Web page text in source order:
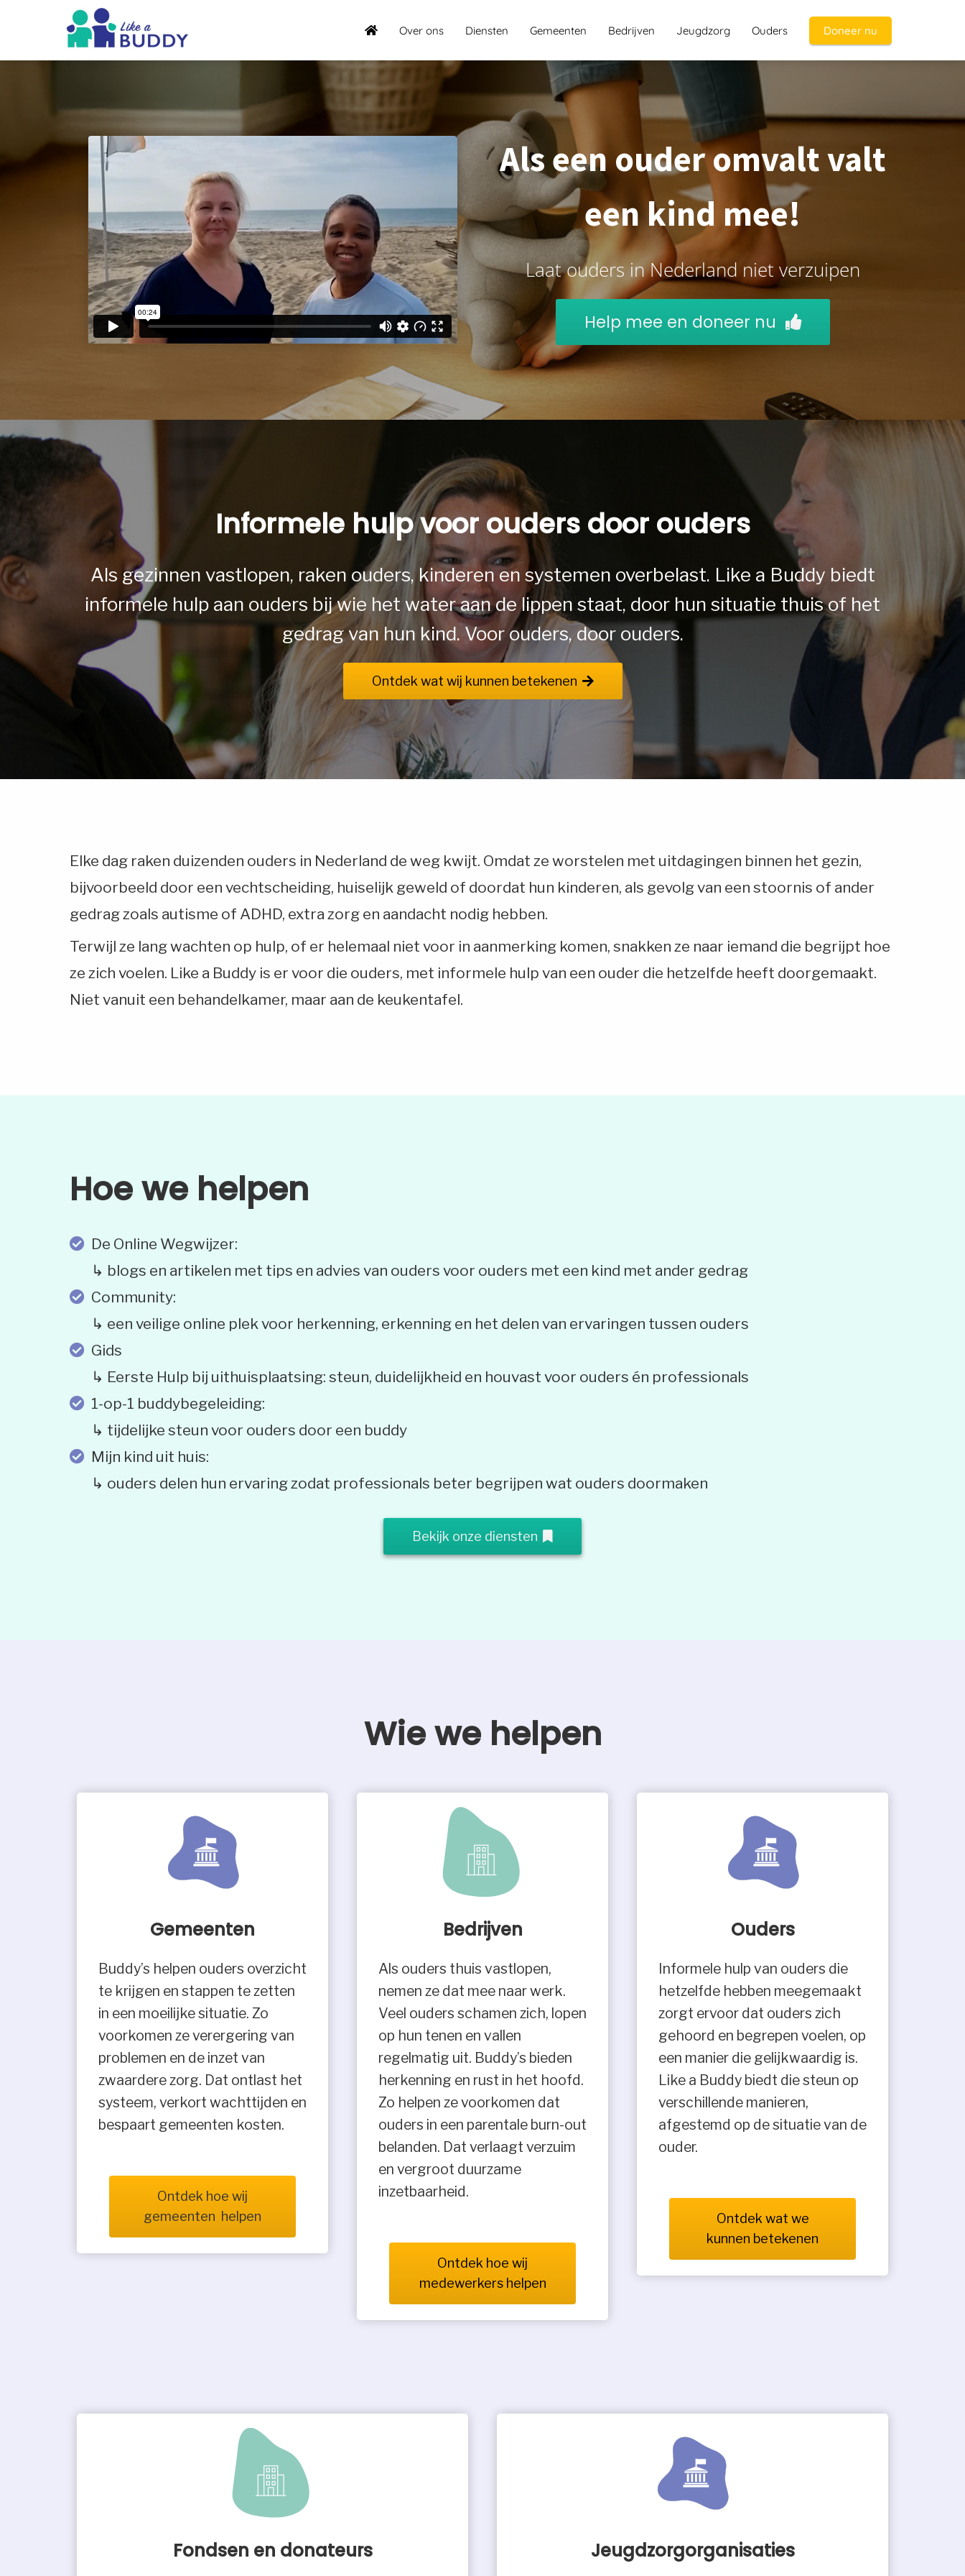
Over ons Diensten Gemeenten Bedrijven Jeugdzorg Ouders Doneer nu
Als een ouder omvalt valt
een kind mee!
Laat ouders in Nederland niet verzuipen
Help mee en doneer nu
Informele hulp voor ouders door ouders
Als gezinnen vastlopen, raken ouders, kinderen en systemen overbelast. Like a Buddy biedt
informele hulp aan ouders bij wie het water aan de lippen staat, door hun situatie thuis of het
gedrag van hun kind. Voor ouders, door ouders.
Ontdek wat wij kunnen betekenen
Elke dag raken duizenden ouders in Nederland de weg kwijt. Omdat ze worstelen met uitdagingen binnen het gezin,
bijvoorbeeld door een vechtscheiding, huiselijk geweld of doordat hun kinderen, als gevolg van een stoornis of ander
gedrag zoals autisme of ADHD, extra zorg en aandacht nodig hebben.
Terwijl ze lang wachten op hulp, of er helemaal niet voor in aanmerking komen, snakken ze naar iemand die begrijpt hoe
ze zich voelen. Like a Buddy is er voor die ouders, met informele hulp van een ouder die hetzelfde heeft doorgemaakt.
Niet vanuit een behandelkamer, maar aan de keukentafel.
Hoe we helpen
De Online Wegwijzer:
↳ blogs en artikelen met tips en advies van ouders voor ouders met een kind met ander gedrag
Community:
↳ een veilige online plek voor herkenning, erkenning en het delen van ervaringen tussen ouders
Gids
↳ Eerste Hulp bij uithuisplaatsing: steun, duidelijkheid en houvast voor ouders én professionals
1-op-1 buddybegeleiding:
↳ tijdelijke steun voor ouders door een buddy
Mijn kind uit huis:
↳ ouders delen hun ervaring zodat professionals beter begrijpen wat ouders doormaken
Bekijk onze diensten
Wie we helpen
Gemeenten
Buddy’s helpen ouders overzicht
te krijgen en stappen te zetten
in een moeilijke situatie. Zo
voorkomen ze verergering van
problemen en de inzet van
zwaardere zorg. Dat ontlast het
systeem, verkort wachttijden en
bespaart gemeenten kosten.
Ontdek hoe wij
gemeenten helpen
Bedrijven
Als ouders thuis vastlopen,
nemen ze dat mee naar werk.
Veel ouders schamen zich, lopen
op hun tenen en vallen
regelmatig uit. Buddy’s bieden
herkenning en rust in het hoofd.
Zo helpen ze voorkomen dat
ouders in een parentale burn-out
belanden. Dat verlaagt verzuim
en vergroot duurzame
inzetbaarheid.
Ontdek hoe wij
medewerkers helpen
Ouders
Informele hulp van ouders die
hetzelfde hebben meegemaakt
zorgt ervoor dat ouders zich
gehoord en begrepen voelen, op
een manier die gelijkwaardig is.
Like a Buddy biedt die steun op
verschillende manieren,
afgestemd op de situatie van de
ouder.
Ontdek wat we
kunnen betekenen
Fondsen en donateurs Jeugdzorgorganisaties